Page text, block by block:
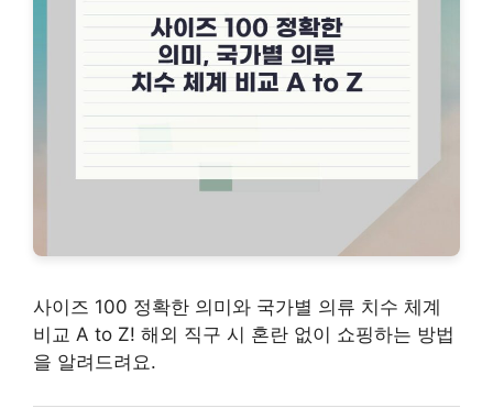
사이즈 100 정확한 의미와 국가별 의류 치수 체계
비교 A to Z! 해외 직구 시 혼란 없이 쇼핑하는 방법
을 알려드려요.